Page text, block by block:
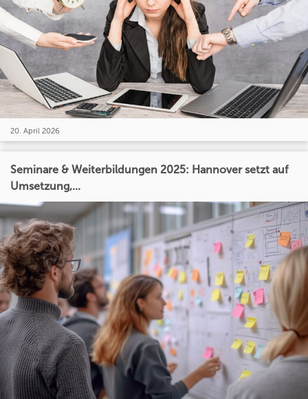
20. April 2026
Seminare & Weiterbildungen 2025: Hannover setzt auf
Umsetzung,...